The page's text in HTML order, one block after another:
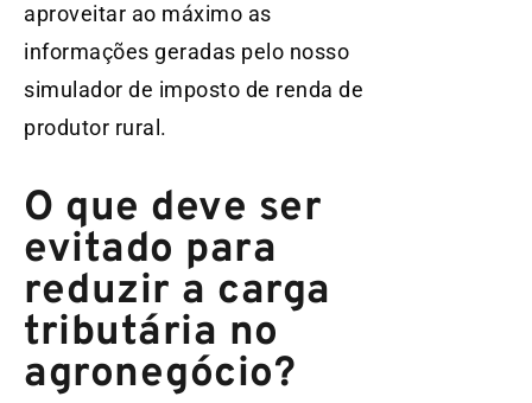
aproveitar ao máximo as
informações geradas pelo nosso
simulador de imposto de renda de
produtor rural.
O que deve ser
evitado para
reduzir a carga
tributária no
agronegócio?